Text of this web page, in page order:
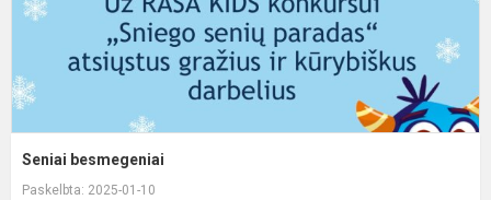
Seniai besmegeniai
Paskelbta: 2025-01-10